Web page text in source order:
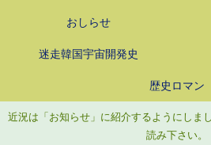
おしらせ
迷走韓国宇宙開発史
歴史ロマン
近況は「お知らせ」に紹介するようにしま
読み下さい。